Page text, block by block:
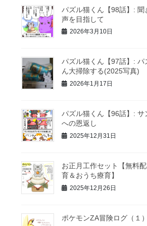
パズル猫くん【98話】: 聞
声を目指して
2026年3月10日
パズル猫くん【97話】: パ
ん大掃除する(2025写真)
2026年1月17日
パズル猫くん【96話】: サ
への恩返し
2025年12月31日
お正月工作セット【無料
育＆おうち療育】
2025年12月26日
ポケモンZA冒険ログ（１）